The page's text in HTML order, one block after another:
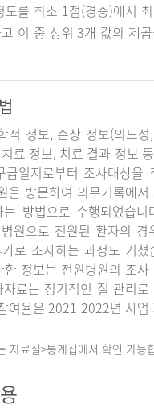
도를 최소 1점(경증)에서
이 중 상위 3개 값의 제
적 정보, 손상 정보(의도
료 정보, 치료 결과 정보
급일지로부터 조사대상을
을 방문하여 의무기록에
방법으로 수행되었습니
원으로 전원된 환자의 경
로 조사하는 과정도 거쳤
정보는 전원병원의 조사
료는 정기적인 질 관리로
여율은 2021-2022년 사
자료실>통계집에서 확인 가능